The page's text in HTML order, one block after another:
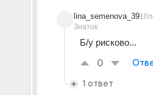
lina_semenova_39
Знаток
Б/у рисково...
0
1 ответ